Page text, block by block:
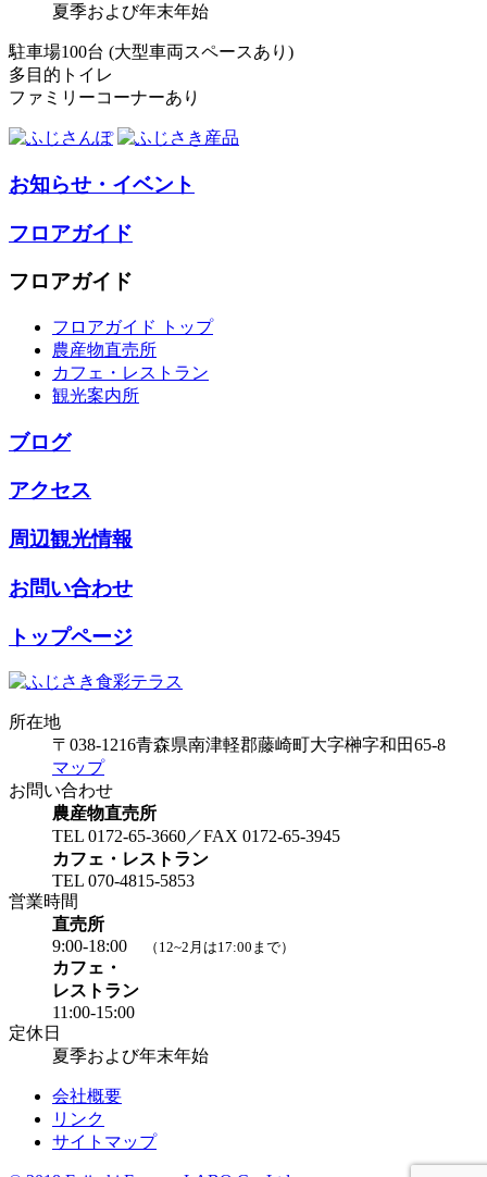
夏季および年末年始
駐車場100台 (大型車両スペースあり)
多目的トイレ
ファミリーコーナーあり
お知らせ・イベント
フロアガイド
フロアガイド
フロアガイド トップ
農産物直売所
カフェ・レストラン
観光案内所
ブログ
アクセス
周辺観光情報
お問い合わせ
トップページ
所在地
〒038-1216青森県南津軽郡藤崎町大字榊字和田65-8
マップ
お問い合わせ
農産物直売所
TEL 0172-65-3660／FAX 0172-65-3945
カフェ・レストラン
TEL 070-4815-5853
営業時間
直売所
9:00-18:00
（12~2月は17:00まで）
カフェ・
レストラン
11:00-15:00
定休日
夏季および年末年始
会社概要
リンク
サイトマップ